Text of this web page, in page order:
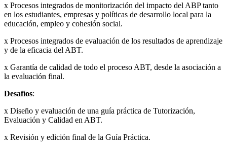
x Procesos integrados de monitorización del impacto del ABP tanto
en los estudiantes, empresas y políticas de desarrollo local para la
educación, empleo y cohesión social.
x Procesos integrados de evaluación de los resultados de aprendizaje
y de la eficacia del ABT.
x Garantía de calidad de todo el proceso ABT, desde la asociación a
la evaluación final.
Desafíos:
x Diseño y evaluación de una guía práctica de Tutorización,
Evaluación y Calidad en ABT.
x Revisión y edición final de la Guía Práctica.